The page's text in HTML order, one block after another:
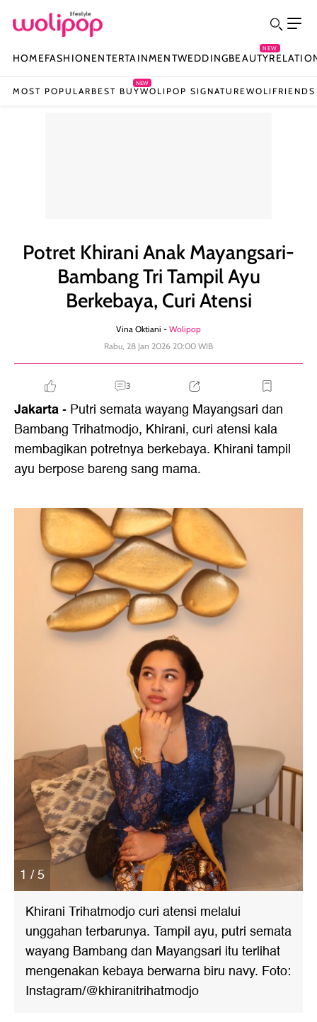
HOMEFASHIONENTERTAINMENTWEDDINGBEAUTY
NEW
MOST POPULAR BEST BUY
NEW
WOLIPOP SIGNATUREWOLIFRIENDS
Potret Khirani Anak Mayangsari-
Bambang Tri Tampil Ayu
Berkebaya, Curi Atensi
Vina Oktiani - Wolipop
Rabu, 28 Jan 2026 20:00 WIB
3
Jakarta- Putri semata wayang Mayangsari dan
Bambang Trihatmodjo, Khirani, curi atensi kala
membagikan potretnya berkebaya. Khirani tampil
ayu berpose bareng sang mama.
1 / 5
Khirani Trihatmodjo curi atensi melalui
unggahan terbarunya. Tampil ayu, putri semata
wayang Bambang dan Mayangsari itu terlihat
mengenakan kebaya berwarna biru navy. Foto:
Instagram/@khiranitrihatmodjo